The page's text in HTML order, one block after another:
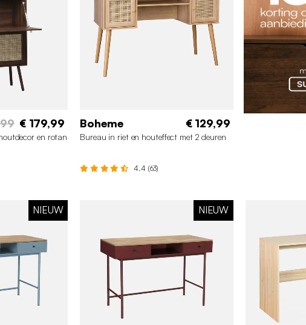
€ 179,99
en rotan
Boheme € 129,99
Bureau in riet en houteffect met 2 deuren
4.4 (63)
NIEUW NIEUW